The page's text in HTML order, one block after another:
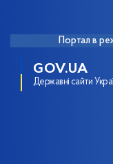
Портал в
GOV.UA
Державні сайти